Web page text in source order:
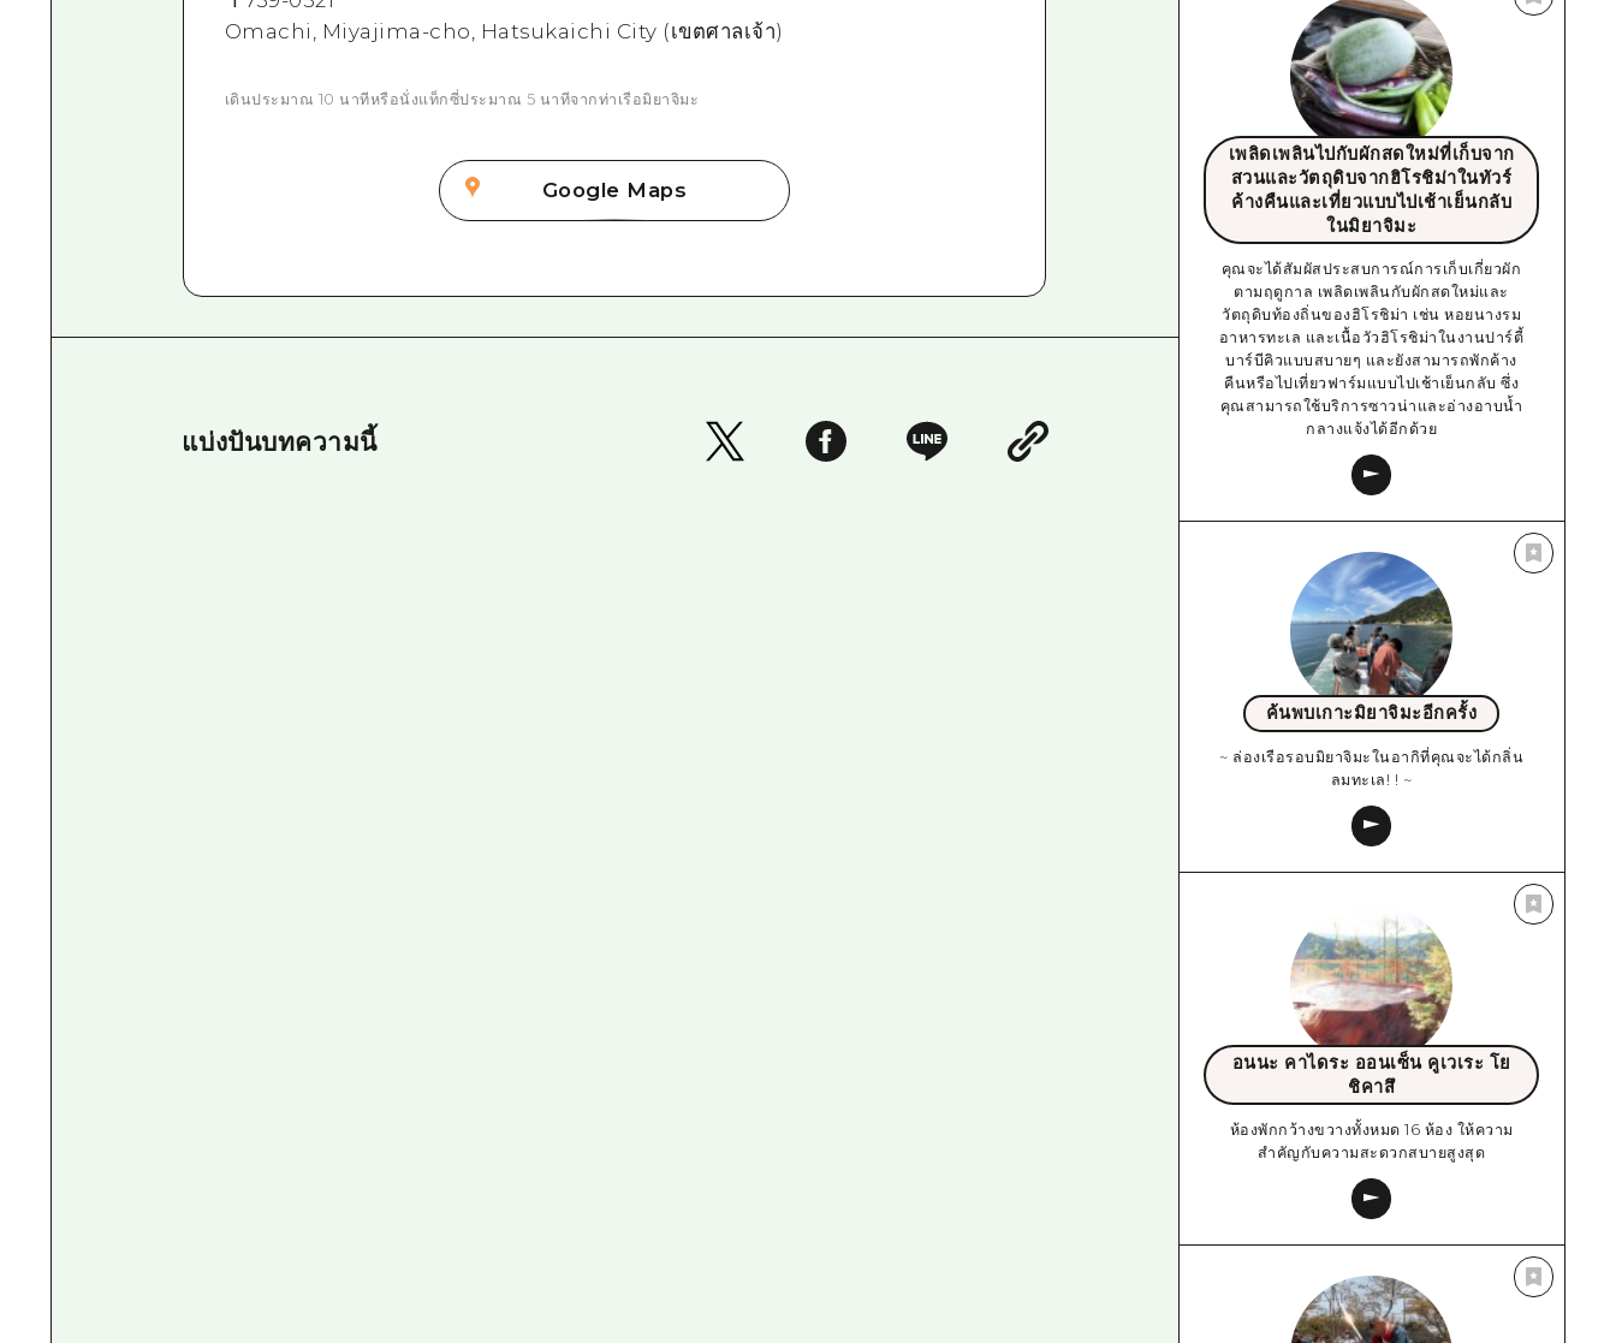
Omachi, Miyajima-cho, Hatsukaichi City (เขตศาลเจ้า)
เดินประมาณ 10 นาทีหรือนั่งแท็กซี่ประมาณ 5 นาทีจากท่าเรือมิยาจิมะ
Google Maps
แบ่งปันบทความนี้
เพลิดเพลินไปกับผักสดใหม่ที่เก็บจาก
สวนและวัตถุดิบจากฮิโรชิม่าในทัวร์
ค้างคืนและเที่ยวแบบไปเช้าเย็นกลับ
ในมิยาจิมะ
คุณจะได้สัมผัสประสบการณ์การเก็บเกี่ยวผัก
ตามฤดูกาล เพลิดเพลินกับผักสดใหม่และ
วัตถุดิบท้องถิ่นของฮิโรชิม่า เช่น หอยนางรม
อาหารทะเล และเนื้อวัวฮิโรชิม่าในงานปาร์ตี้
บาร์บีคิวแบบสบายๆ และยังสามารถพักค้าง
คืนหรือไปเที่ยวฟาร์มแบบไปเช้าเย็นกลับ ซึ่ง
คุณสามารถใช้บริการซาวน่าและอ่างอาบน้ำ
กลางแจ้งได้อีกด้วย
ค้นพบเกาะมิยาจิมะอีกครั้ง
~ ล่องเรือรอบมิยาจิมะในอากิที่คุณจะได้กลิ่น
ลมทะเล! ! ~
อนนะ คาไดระ ออนเซ็น คูเวเระ โย
ชิคาสึ
ห้องพักกว้างขวางทั้งหมด 16 ห้อง ให้ความ
สำคัญกับความสะดวกสบายสูงสุด